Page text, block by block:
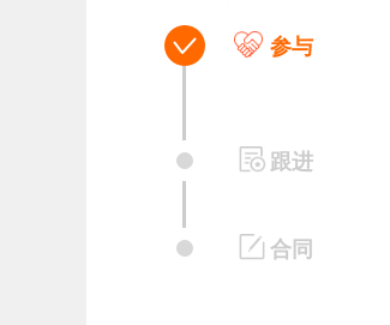
参与
跟进
合同